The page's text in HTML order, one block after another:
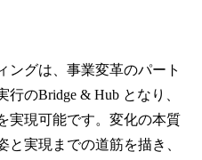
ングは、事業変革のパート
のBridge & Hub となり、
実現可能です。変化の本質
と実現までの道筋を描き、